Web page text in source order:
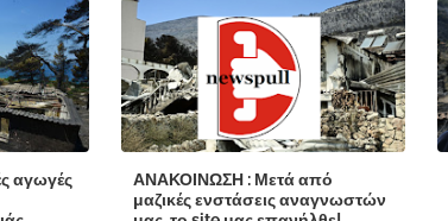
αγωγές
ΑΝΑΚΟΙΝΩΣΗ : Μετά από
μαζικές ενστάσεις αναγνωστών